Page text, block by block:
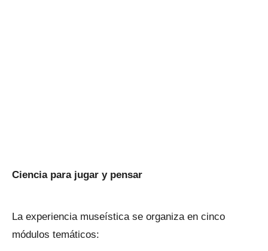
Ciencia para jugar y pensar
La experiencia museística se organiza en cinco
módulos temáticos: